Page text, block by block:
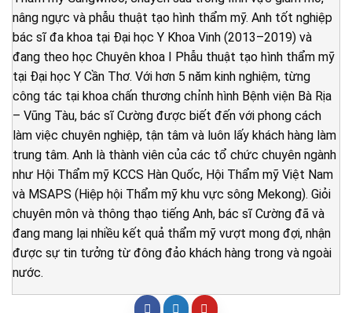
nâng ngực và phẫu thuật tạo hình thẩm mỹ. Anh tốt nghiệp
bác sĩ đa khoa tại Đại học Y Khoa Vinh (2013–2019) và
đang theo học Chuyên khoa I Phẫu thuật tạo hình thẩm mỹ
tại Đại học Y Cần Thơ. Với hơn 5 năm kinh nghiệm, từng
công tác tại khoa chấn thương chỉnh hình Bệnh viện Bà Rịa
– Vũng Tàu, bác sĩ Cường được biết đến với phong cách
làm việc chuyên nghiệp, tận tâm và luôn lấy khách hàng làm
trung tâm. Anh là thành viên của các tổ chức chuyên ngành
như Hội Thẩm mỹ KCCS Hàn Quốc, Hội Thẩm mỹ Việt Nam
và MSAPS (Hiệp hội Thẩm mỹ khu vực sông Mekong). Giỏi
chuyên môn và thông thạo tiếng Anh, bác sĩ Cường đã và
đang mang lại nhiều kết quả thẩm mỹ vượt mong đợi, nhận
được sự tin tưởng từ đông đảo khách hàng trong và ngoài
nước.